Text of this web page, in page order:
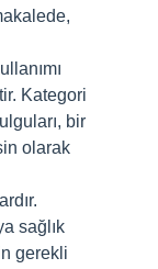
Kategori
bir
olarak
sağlık
gerekli